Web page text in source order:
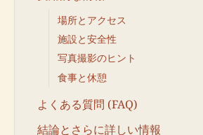
場所とアクセス
施設と安全性
写真撮影のヒント
食事と休憩
よくある質問 (FAQ)
結論とさらに詳しい情報